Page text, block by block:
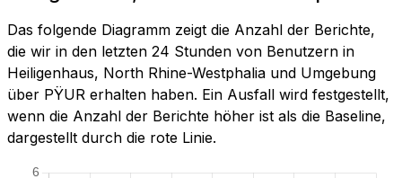
Das folgende Diagramm zeigt die Anzahl der Berichte,
die wir in den letzten 24 Stunden von Benutzern in
Heiligenhaus, North Rhine-Westphalia und Umgebung
über PŸUR erhalten haben. Ein Ausfall wird festgestellt,
wenn die Anzahl der Berichte höher ist als die Baseline,
dargestellt durch die rote Linie.